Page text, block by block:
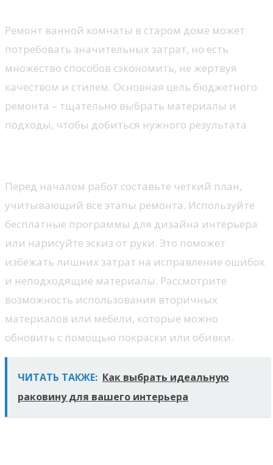
Ремонт ванной комнаты в старом доме может
потребовать значительных затрат, но есть
множество способов сэкономить, не жертвуя
качеством и стилем. Основная цель бюджетного
ремонта – тщательно выбрать материалы и
подходы, чтобы добиться нужного результата.
Перед началом работ составьте четкий план,
учитывающий все этапы ремонта. Используйте
бесплатные программы для дизайна интерьера
или нарисуйте эскиз от руки. Это поможет
избежать лишних затрат на исправление ошибок
и неподходящие материалы. Рассмотрите
возможность использования вторичных
материалов или мебели, которые можно
обновить с помощью покраски или обивки.
ЧИТАТЬ ТАКЖЕ: Как выбрать идеальную
раковину для вашего интерьера